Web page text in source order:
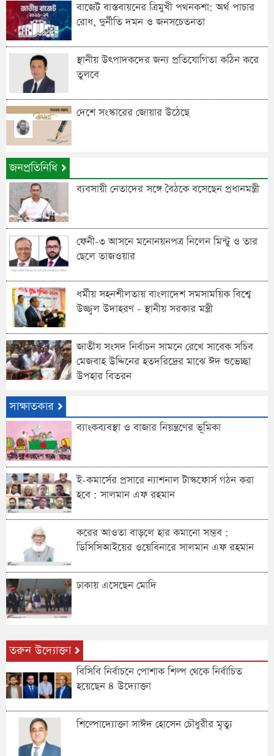
বাজেট বাস্তবায়নের ত্রিমুখী পথনকশা: অর্থ পাচার
রোধ, দুর্নীতি দমন ও জনসচেতনতা
স্থানীয় উৎপাদকদের জন্য প্রতিযোগিতা কঠিন করে
তুলবে
দেশে সংস্কারের জোয়ার উঠেছে
জনপ্রতিনিধি
ব্যবসায়ী নেতাদের সঙ্গে বৈঠকে বসেছেন প্রধানমন্ত্রী
ফেনী-৩ আসনে মনোনয়নপত্র নিলেন মিন্টু ও তার
ছেলে তাজওয়ার
ধর্মীয় সহনশীলতায় বাংলাদেশ সমসাময়িক বিশ্বে
উজ্জ্বল উদাহরণ - স্থানীয় সরকার মন্ত্রী
জাতীয সংসদ নির্বাচন সামনে রেখে সাবেক সচিব
মেজবাহ উদ্দিনের হতদরিদ্রের মাঝে ঈদ শুভেচ্ছা
উপহার বিতরন
সাক্ষাতকার
ব্যাংকব্যবস্থা ও বাজার নিয়ন্ত্রণের ভূমিকা
ই-কমার্সের প্রসারে ন্যাশনাল টাস্কফোর্স গঠন করা
হবে : সালমান এফ রহমান
করের আওতা বাড়লে হার কমানো সম্ভব :
ডিসিসিআইয়ের ওয়েবিনারে সালমান এফ রহমান
ঢাকায় এসেছেন মোদি
তরুন উদ্যোক্তা
বিসিবি নির্বাচনে পোশাক শিল্প থেকে নির্বাচিত
হয়েছেন ৪ উদ্যোক্তা
শিল্পোদ্যোক্তা সাঈদ হোসেন চৌধুরীর মৃত্যু